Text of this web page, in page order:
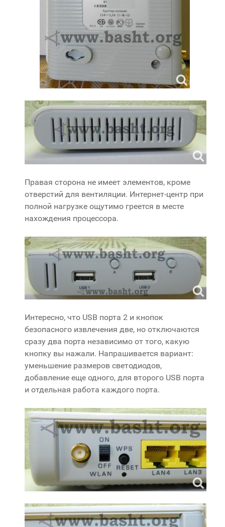
Правая сторона не имеет элементов, кроме
отверстий для вентиляции. Интернет-центр при
полной нагрузке ощутимо греется в месте
нахождения процессора.
Интересно, что USB порта 2 и кнопок
безопасного извлечения две, но отключаются
сразу два порта независимо от того, какую
кнопку вы нажали. Напрашивается вариант:
уменьшение размеров светодиодов,
добавление еще одного, для второго USB порта
и отдельная работа каждого порта.